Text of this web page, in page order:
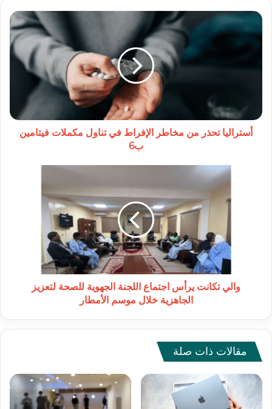
أستراليا
مكملات
فيتامين
أستراليا تحذر من مخاطر الإفراط في تناول مكملات فيتامين
ب6
والي تكانت يرأس اجتماع اللجنة الجهوية للصحة لتعزيز
الجاهزية خلال موسم الأمطار
مقالات ذات صلة